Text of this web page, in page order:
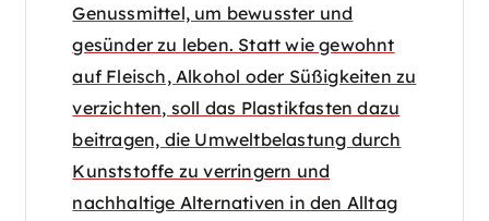
Genussmittel, um bewusster und
gesünder zu leben. Statt wie gewohnt
auf Fleisch, Alkohol oder Süßigkeiten zu
verzichten, soll das Plastikfasten dazu
beitragen, die Umweltbelastung durch
Kunststoffe zu verringern und
nachhaltige Alternativen in den Alltag